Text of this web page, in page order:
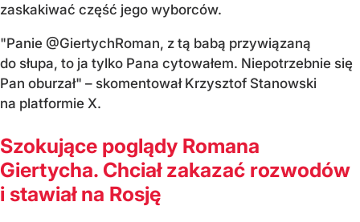
zaskakiwać część jego wyborców.
"Panie @GiertychRoman, z tą babą przywiązaną
do słupa, to ja tylko Pana cytowałem. Niepotrzebnie się
Pan oburzał" – skomentował Krzysztof Stanowski
na platformie X.
Szokujące poglądy Romana
Giertycha. Chciał zakazać rozwodów
i stawiał na Rosję